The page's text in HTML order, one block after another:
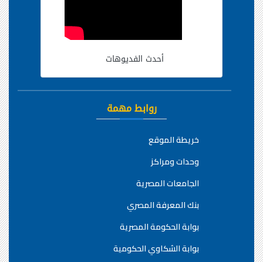
أحدث الفديوهات
روابط مهمة
خريطة الموقع
وحدات ومراكز
الجامعات المصرية
بنك المعرفة المصري
بوابة الحكومة المصرية
بوابة الشكاوي الحكومية